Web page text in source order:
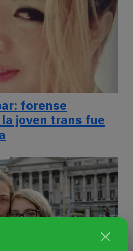
forense
joven trans fue